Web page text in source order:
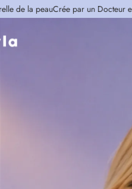
par un Docteur en BiologieDes